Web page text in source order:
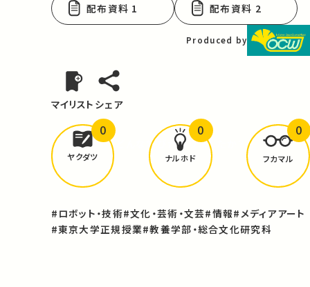
配布資料 1 配布資料 2
Produced by
マイリスト シェア
どんな学びがありましたか？
ヤクダツ
0
ナルホド
0
フカマル
0
#ロボット・技術#文化・芸術・文芸#情報#メディアアート
#東京大学正規授業#教養学部・総合文化研究科